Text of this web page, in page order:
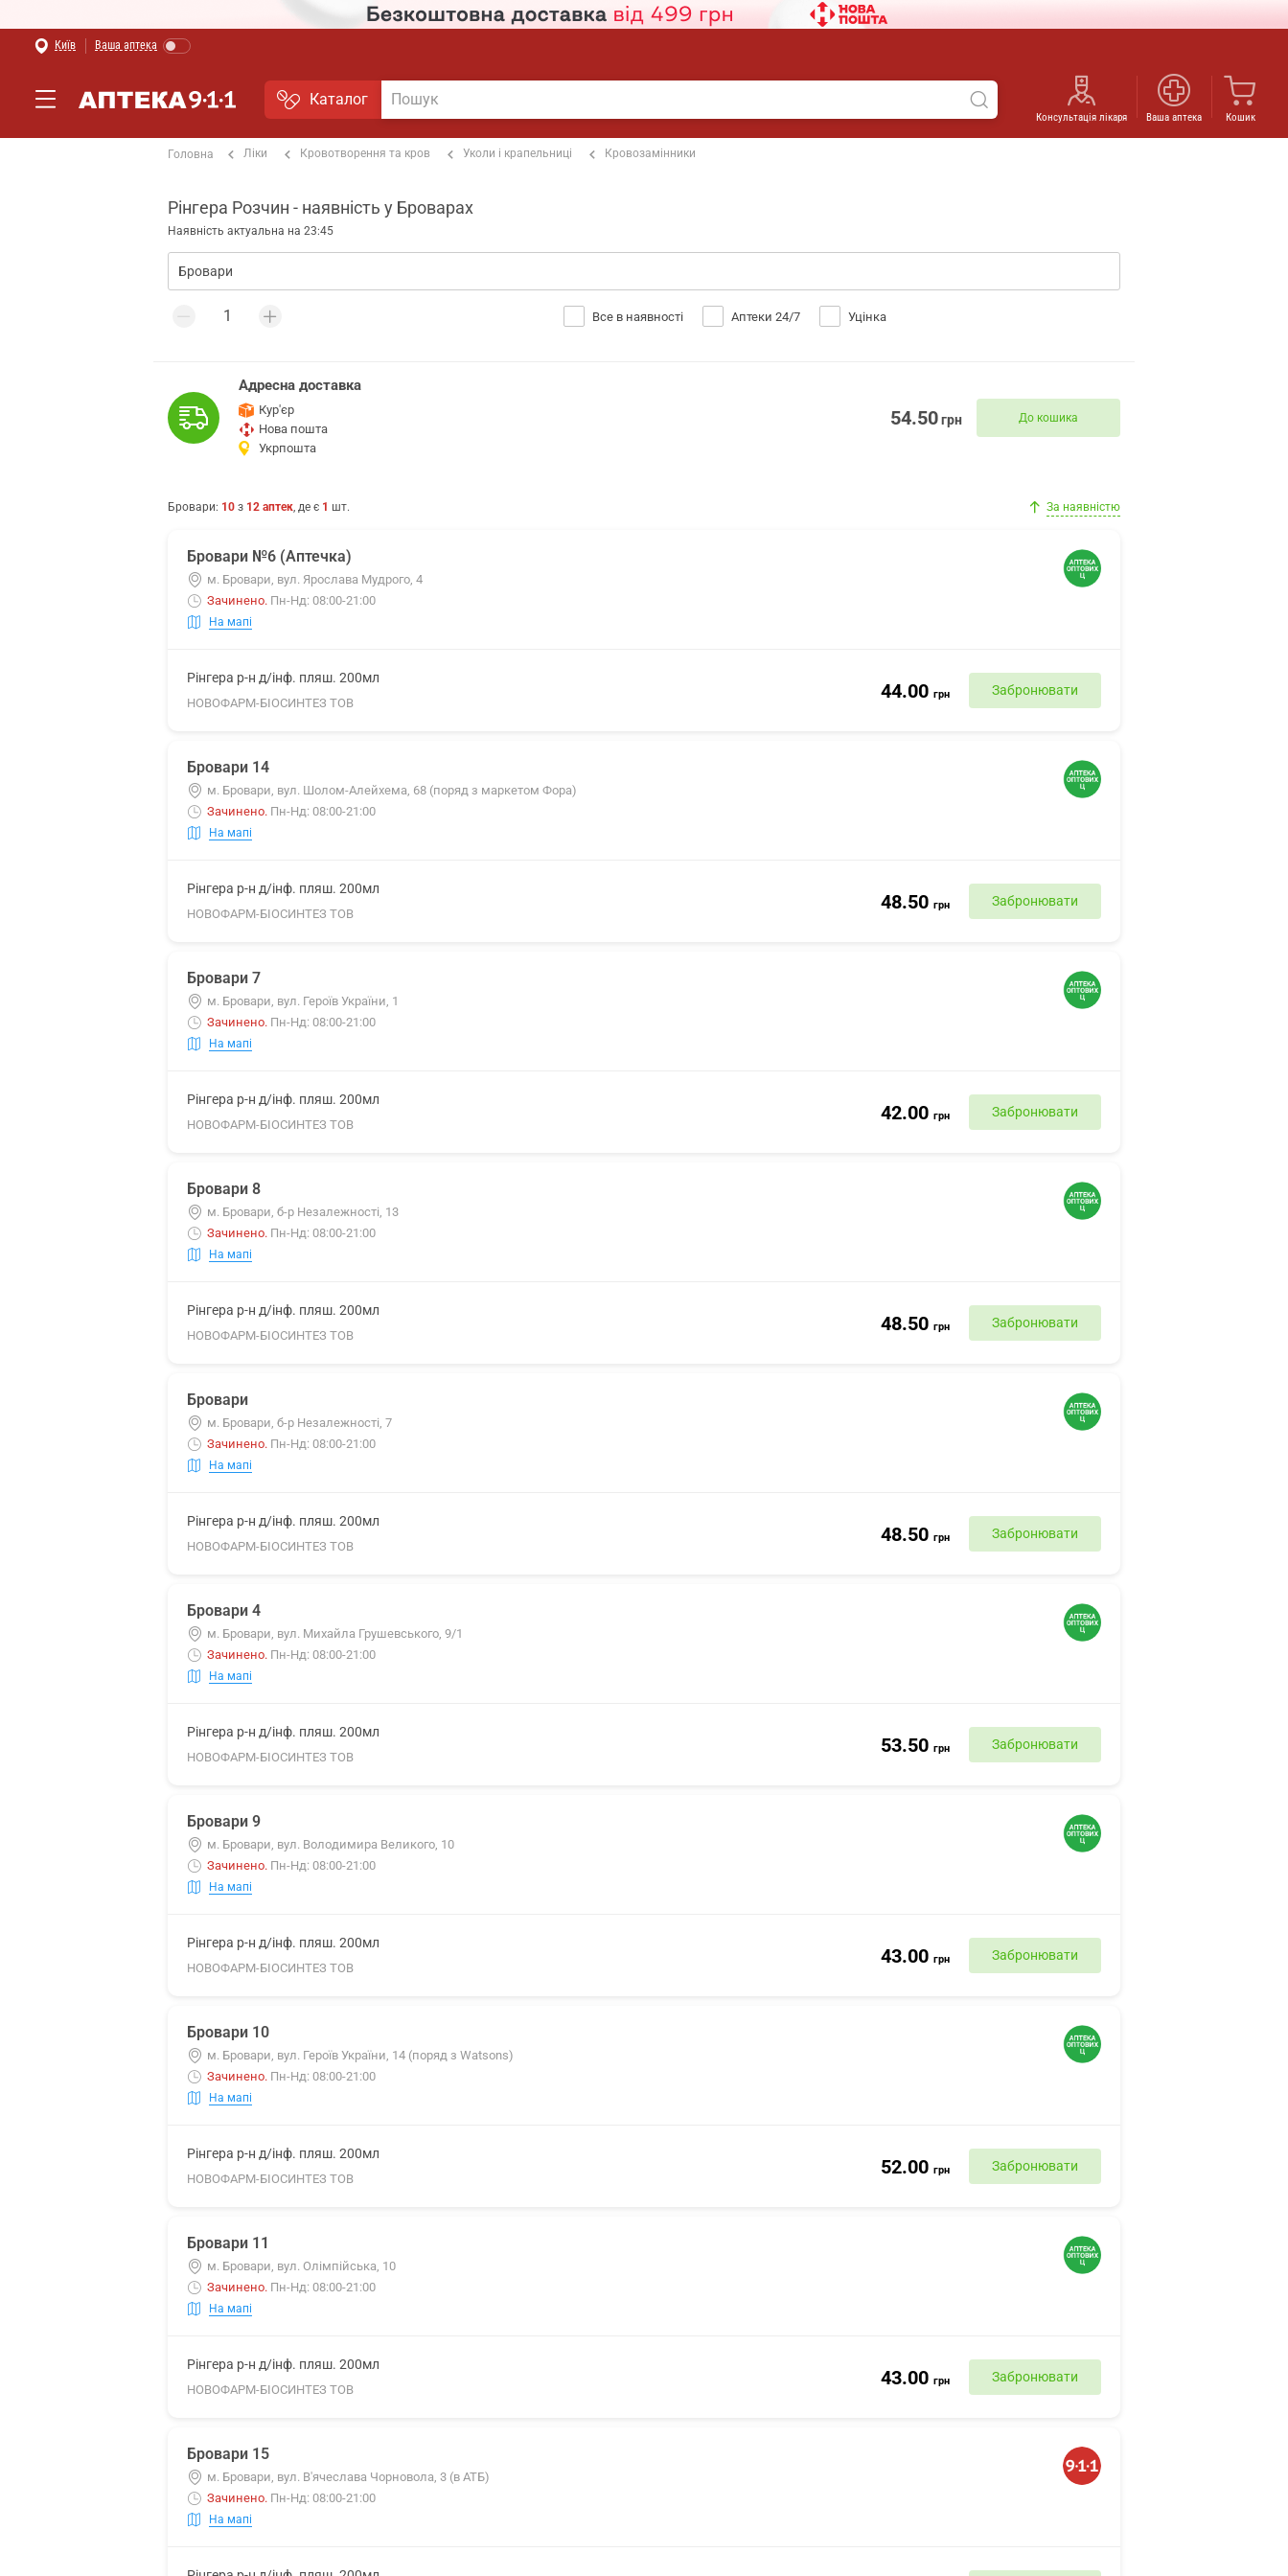
Київ Ваша аптека
Каталог
Консультація лікаря Ваша аптека Кошик
Головна Ліки Кровотворення та кров Уколи і крапельниці Кровозамінники
Рінгера Розчин - наявність у Броварах
Наявність актуальна на 23:45
Все в наявності Аптеки 24/7 Уцінка
Адресна доставка
Кур'єр
Нова пошта
Укрпошта
54.50грн До кошика
Бровари: 10 з 12 аптек, де є 1 шт. За наявністю
Бровари №6 (Аптечка)
м. Бровари, вул. Ярослава Мудрого, 4
Зачинено. Пн-Нд: 08:00-21:00
На мапі
Рінгера р-н д/інф. пляш. 200мл
НОВОФАРМ-БІОСИНТЕЗ ТОВ
44.00 грн Забронювати
Бровари 14
м. Бровари, вул. Шолом-Алейхема, 68 (поряд з маркетом Фора)
Зачинено. Пн-Нд: 08:00-21:00
На мапі
Рінгера р-н д/інф. пляш. 200мл
НОВОФАРМ-БІОСИНТЕЗ ТОВ
48.50 грн Забронювати
Бровари 7
м. Бровари, вул. Героїв України, 1
Зачинено. Пн-Нд: 08:00-21:00
На мапі
Рінгера р-н д/інф. пляш. 200мл
НОВОФАРМ-БІОСИНТЕЗ ТОВ
42.00 грн Забронювати
Бровари 8
м. Бровари, б-р Незалежності, 13
Зачинено. Пн-Нд: 08:00-21:00
На мапі
Рінгера р-н д/інф. пляш. 200мл
НОВОФАРМ-БІОСИНТЕЗ ТОВ
48.50 грн Забронювати
Бровари
м. Бровари, б-р Незалежності, 7
Зачинено. Пн-Нд: 08:00-21:00
На мапі
Рінгера р-н д/інф. пляш. 200мл
НОВОФАРМ-БІОСИНТЕЗ ТОВ
48.50 грн Забронювати
Бровари 4
м. Бровари, вул. Михайла Грушевського, 9/1
Зачинено. Пн-Нд: 08:00-21:00
На мапі
Рінгера р-н д/інф. пляш. 200мл
НОВОФАРМ-БІОСИНТЕЗ ТОВ
53.50 грн Забронювати
Бровари 9
м. Бровари, вул. Володимира Великого, 10
Зачинено. Пн-Нд: 08:00-21:00
На мапі
Рінгера р-н д/інф. пляш. 200мл
НОВОФАРМ-БІОСИНТЕЗ ТОВ
43.00 грн Забронювати
Бровари 10
м. Бровари, вул. Героїв України, 14 (поряд з Watsons)
Зачинено. Пн-Нд: 08:00-21:00
На мапі
Рінгера р-н д/інф. пляш. 200мл
НОВОФАРМ-БІОСИНТЕЗ ТОВ
52.00 грн Забронювати
Бровари 11
м. Бровари, вул. Олімпійська, 10
Зачинено. Пн-Нд: 08:00-21:00
На мапі
Рінгера р-н д/інф. пляш. 200мл
НОВОФАРМ-БІОСИНТЕЗ ТОВ
43.00 грн Забронювати
Бровари 15
м. Бровари, вул. В'ячеслава Чорновола, 3 (в АТБ)
Зачинено. Пн-Нд: 08:00-21:00
На мапі